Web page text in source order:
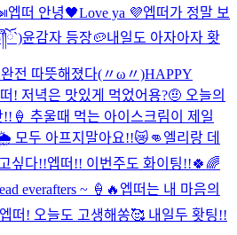
엡떠 안녕🖤Love ya 💜엡떠가 정말 보
ོ`)윤감자 등장🥔내일도 아자아자 홧
전 따뜻해졌다(〃ω〃)HAPPY
! 저녁은 맛있게 먹었어용?🤨 오늘의
추울때 먹는 아이스크림이 제일
모두 아프지말아요!!😿👊 엘리랑 데
싶다!!엡떠!! 이번주도 화이팅!!🍀🌈
everafters ~ 🍦🔥 엡떠는 내 마음의
엡떠! 오늘도 고생해쏭🥰 내일두 홧팅!!